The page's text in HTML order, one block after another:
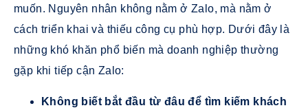
muốn. Nguyên nhân không nằm ở Zalo, mà nằm ở
cách triển khai và thiếu công cụ phù hợp. Dưới đây là
những khó khăn phổ biến mà doanh nghiệp thường
gặp khi tiếp cận Zalo:
Không biết bắt đầu từ đâu để tìm kiếm khách